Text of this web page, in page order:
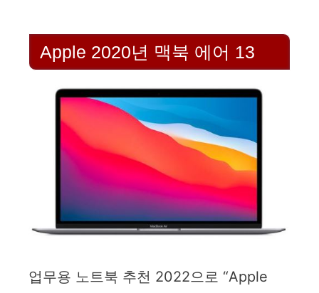
Apple 2020년 맥북 에어 13
업무용 노트북 추천 2022으로 “Apple